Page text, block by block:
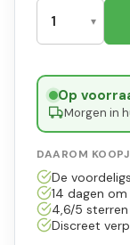
Op
Morgen in
DAAROM
De
14 dagen
4,6/5 sterren
Discreet